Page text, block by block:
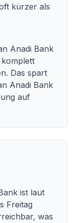
kürzer als
Anadi Bank
komplett
Das spart
Anadi Bank
auf
ist laut
Freitag
was